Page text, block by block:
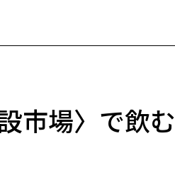
市場〉で飲む